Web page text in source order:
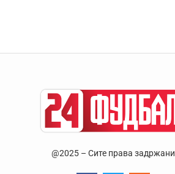
@2025 – Сите права задржани